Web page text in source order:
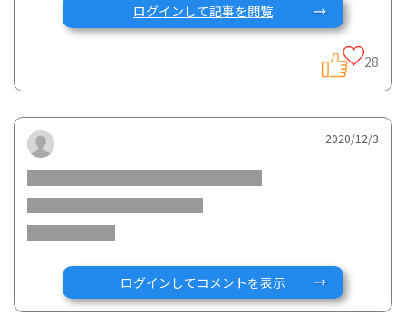
とても頼りになり、精神的・肉体的にも健康な32歳の夫と、
もうすぐ4歳になる元気いっぱい年少さんの娘と、腕白で食欲
この度はお声を掛けて頂き、私の体験がIBDで悩んでいる患者
様御本人や、支えている周りの方の参考に少しでもなればと
IBDでも、自分に合った治療法と、周りの理解があれば普通の
人と同じように生活出来るよ！
ログインして記事を閲覧
28
2020/12/3
ログインしてコメントを表示